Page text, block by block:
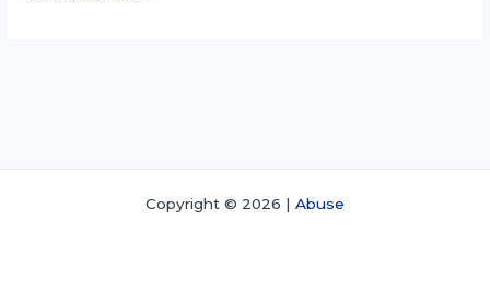
Copyright © 2026 | Abuse